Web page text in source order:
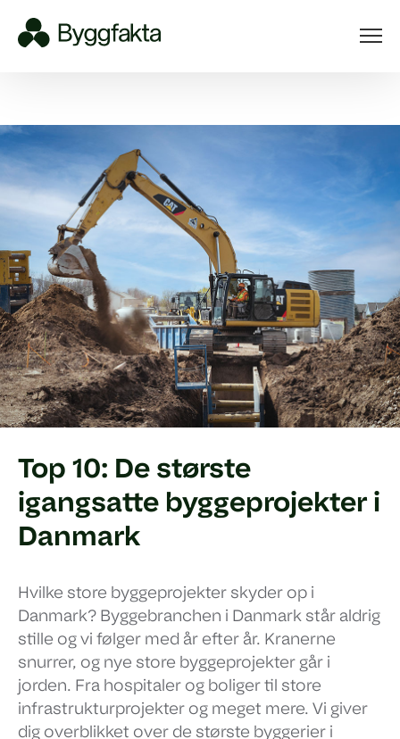
Top 10: De største
igangsatte byggeprojekter i
Danmark
Hvilke store byggeprojekter skyder op i
Danmark? Byggebranchen i Danmark står aldrig
stille og vi følger med år efter år. Kranerne
snurrer, og nye store byggeprojekter går i
jorden. Fra hospitaler og boliger til store
infrastrukturprojekter og meget mere. Vi giver
dig overblikket over de største byggerier i